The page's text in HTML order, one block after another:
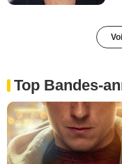
Top Bandes-